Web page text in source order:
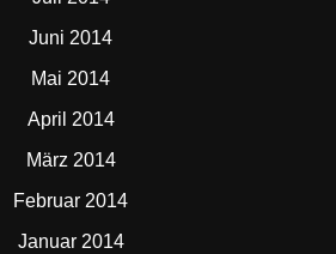
Juni 2014
Mai 2014
April 2014
März 2014
Februar 2014
Januar 2014